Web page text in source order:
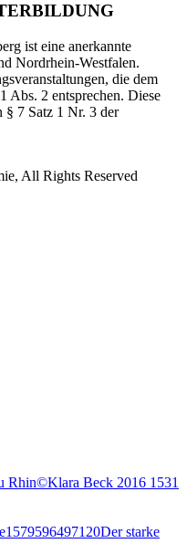
ist eine anerkannte
Nordrhein-Westfalen.
die dem
Abs. 2 entsprechen. Diese
§ 7 Satz 1 Nr. 3 der
All Rights Reserved
Der starke